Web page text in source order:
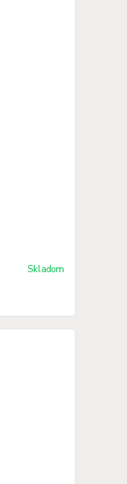
Skladom